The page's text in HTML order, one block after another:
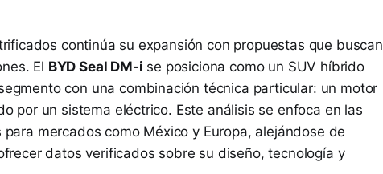
continúa su expansión con propuestas que buscan
El BYD Seal DM-i se posiciona como un SUV híbrido
con una combinación técnica particular: un motor
por un sistema eléctrico. Este análisis se enfoca en las
mercados como México y Europa, alejándose de
datos verificados sobre su diseño, tecnología y